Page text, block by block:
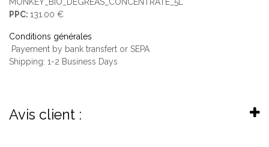
PPC: 131.00 €
Conditions générales
Payement by bank transfert or SEPA
Shipping: 1-2 Business Days
Avis client :